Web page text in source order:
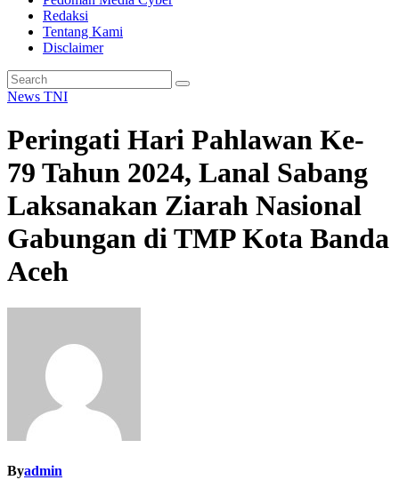
Redaksi
Tentang Kami
Disclaimer
News TNI
Peringati Hari Pahlawan Ke-
79 Tahun 2024, Lanal Sabang
Laksanakan Ziarah Nasional
Gabungan di TMP Kota Banda
Aceh
Byadmin